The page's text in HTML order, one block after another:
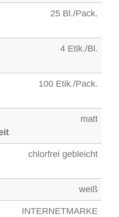
25 Bl./Pack.
4 Etik./Bl.
100 Etik./Pack.
matt
chlorfrei gebleicht
weiß
INTERNETMARKE